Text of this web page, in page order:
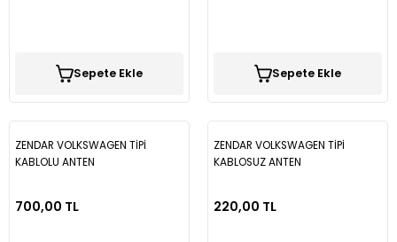
Sepete Ekle Sepete Ekle
ZENDAR VOLKSWAGEN TİPİ
KABLOLU ANTEN
700,00 TL
ZENDAR VOLKSWAGEN TİPİ
KABLOSUZ ANTEN
220,00 TL